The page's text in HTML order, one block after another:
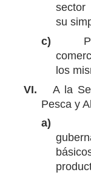
su
c)
los
VI.
A la
Pesca y
a)